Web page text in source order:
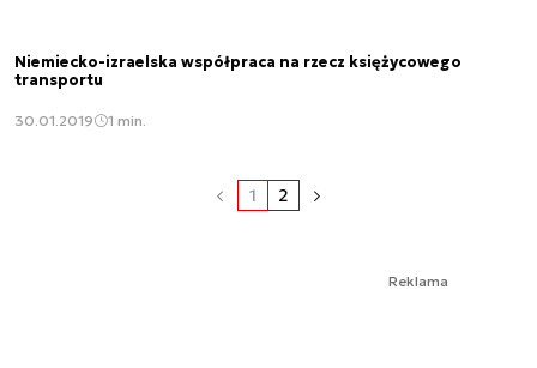
Niemiecko-izraelska współpraca na rzecz księżycowego
transportu
30.01.2019 1 min.
1 2
Reklama